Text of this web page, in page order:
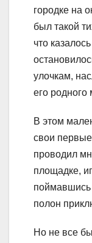
городке на
был такой
что
улочкам,
его родного
В этом
свои
проводил
площадке,
полон
Но не все